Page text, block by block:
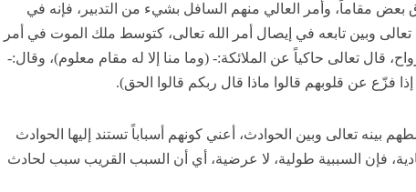
مقاماً، وأمر العالي منهم السافل بشيء من التدبير، فإنه في
تعالى وبين تابعه في إيصال أمر الله تعالى، كتوسط ملك الموت في أمر
قال تعالى حاكياً عن الملائكة:- (وما منا إلا له مقام معلوم)، وقال:-
فزّع عن قلوبهم قالوا ماذا قال ربكم قالوا الحق).
بينه تعالى وبين الحوادث، أعني كونهم أسباباً تستند إليها الحوادث
فإن السببية طولية، لا عرضية، أي أن السبب القريب سبب لحادث